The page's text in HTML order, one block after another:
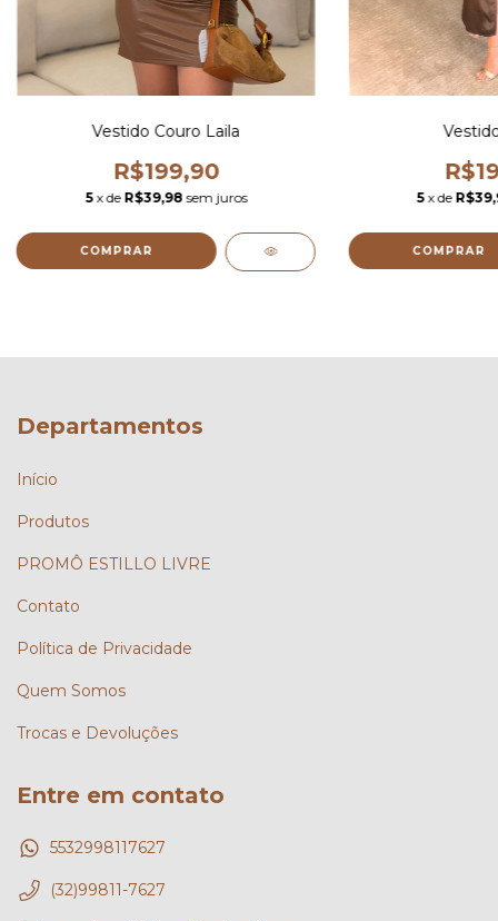
Vestido Couro Laila
R$199,90
5 x de R$39,98 sem juros
COMPRAR
5 x de
COMPRAR
Departamentos
Início
Produtos
PROMÔ ESTILLO LIVRE
Contato
Política de Privacidade
Quem Somos
Trocas e Devoluções
Entre em contato
5532998117627
(32)99811-7627